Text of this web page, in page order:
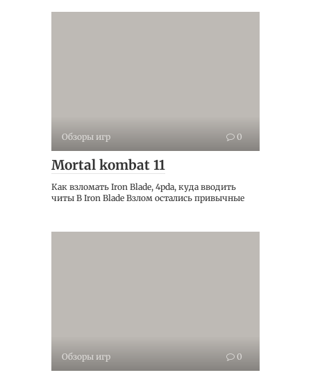
Обзоры игр 0
Mortal kombat 11
Как взломать Iron Blade, 4pda, куда вводить
читы В Iron Blade Взлом остались привычные
Обзоры игр 0